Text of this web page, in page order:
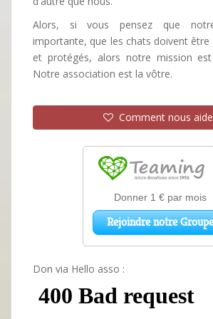
Alors, si vous pensez que
importante, que les chats doivent être
et protégés, alors notre mission
Notre association est la vôtre.
Comment nous
Don via Hello asso :